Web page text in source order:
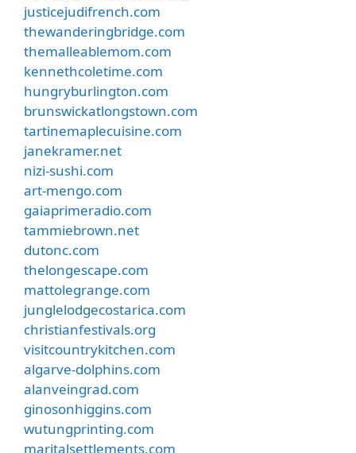
justicejudifrench.com
thewanderingbridge.com
themalleablemom.com
kennethcoletime.com
hungryburlington.com
brunswickatlongstown.com
tartinemaplecuisine.com
janekramer.net
nizi-sushi.com
art-mengo.com
gaiaprimeradio.com
tammiebrown.net
dutonc.com
thelongescape.com
mattolegrange.com
junglelodgecostarica.com
christianfestivals.org
visitcountrykitchen.com
algarve-dolphins.com
alanveingrad.com
ginosonhiggins.com
wutungprinting.com
maritalsettlements.com